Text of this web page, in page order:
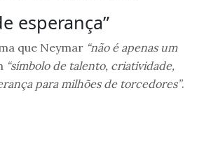
esperança”
que Neymar “não é apenas um
“símbolo de talento, criatividade,
para milhões de torcedores”.